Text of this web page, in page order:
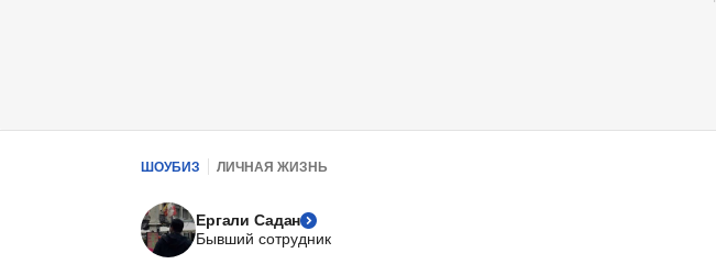
ШОУБИЗ ЛИЧНАЯ ЖИЗНЬ
Ергали Садан
Бывший сотрудник